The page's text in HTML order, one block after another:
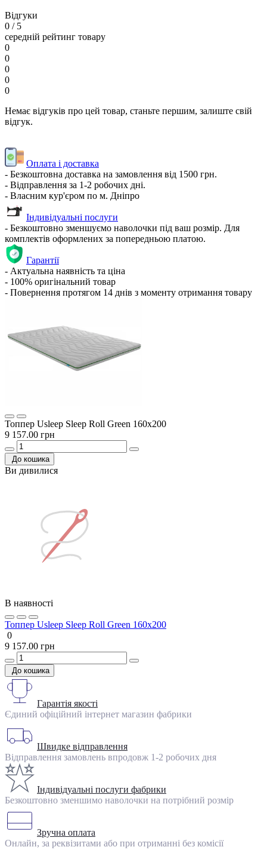
Відгуки
0 / 5
середній рейтинг товару
0
0
0
0
0
Немає відгуків про цей товар, станьте першим, залиште свій
відгук.
Оплата і доставка
- Безкоштовна доставка на замовлення від 1500 грн.
- Відправлення за 1-2 робочих дні.
- Власним кур'єром по м. Дніпро
Індивідуальні послуги
- Безкоштовно зменшуємо наволочки під ваш розмір. Для
комплектів оформлених за попередньою платою.
Гарантії
- Актуальна наявність та ціна
- 100% оригінальний товар
- Повернення протягом 14 днів з моменту отримання товару
Топпер Usleep Sleep Roll Green 160х200
9 157.00 грн
До кошика
Ви дивилися
В наявності
Топпер Usleep Sleep Roll Green 160х200
0
9 157.00 грн
До кошика
Гарантія якості
Єдиний офіційний інтернет магазин фабрики
Швидке відправлення
Відправлення замовлень впродовж 1-2 робочих дня
Індивідуальні послуги фабрики
Безкоштовно зменшимо наволочки на потрібний розмір
Зручна оплата
Онлайн, за реквізитами або при отриманні без комісії